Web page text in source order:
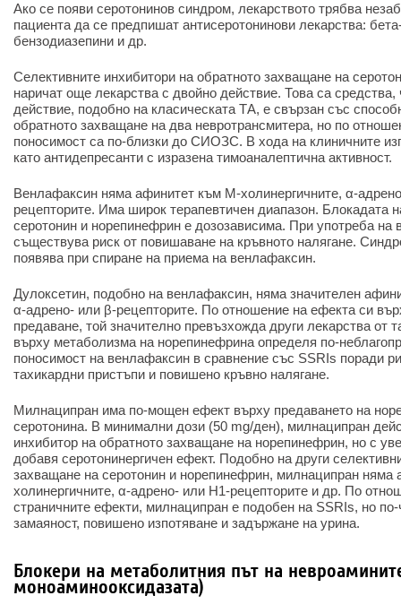
Ако се появи серотонинов синдром, лекарството трябва
пациента да се предпишат антисеротонинови лекарства:
бензодиазепини и др.
Селективните инхибитори на обратното захващане на
наричат още лекарства с двойно действие. Това са
действие, подобно на класическата ТА, е свързан със
обратното захващане на два невротрансмитера, но по
поносимост са по-близки до СИОЗС. В хода на клиничните
като антидепресанти с изразена тимоаналептична активност.
Венлафаксин няма афинитет към М-холинергичните, α-
рецепторите. Има широк терапевтичен диапазон. Блокадата
серотонин и норепинефрин е дозозависима. При употреба на
съществува риск от повишаване на кръвното налягане.
появява при спиране на приема на венлафаксин.
Дулоксетин, подобно на венлафаксин, няма значителен
α-адрено- или β-рецепторите. По отношение на ефекта си
предаване, той значително превъзхожда други лекарства от
върху метаболизма на норепинефрина определя по-
поносимост на венлафаксин в сравнение със SSRIs поради
тахикардни пристъпи и повишено кръвно налягане.
Милнаципран има по-мощен ефект върху предаването на
серотонина. В минимални дози (50 mg/ден), милнаципран
инхибитор на обратното захващане на норепинефрин, но с
добавя серотонинергичен ефект. Подобно на други
захващане на серотонин и норепинефрин, милнаципран
холинергичните, α-адрено- или H1-рецепторите и др. По
страничните ефекти, милнаципран е подобен на SSRIs, но по-
замаяност, повишено изпотяване и задържане на урина.
Блокери на метаболитния път на
моноаминооксидазата)